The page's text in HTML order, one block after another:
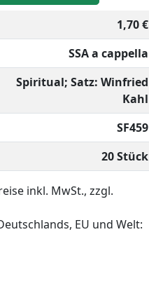
1,70 €
SSA a cappella
Spiritual; Satz: Winfried
Kahl
SF459
20 Stück
inkl. MwSt., zzgl.
EU und Welt: